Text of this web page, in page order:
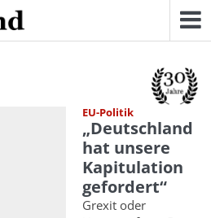
EU-Politik
„Deutschland
hat unsere
Kapitulation
gefordert“
Grexit oder